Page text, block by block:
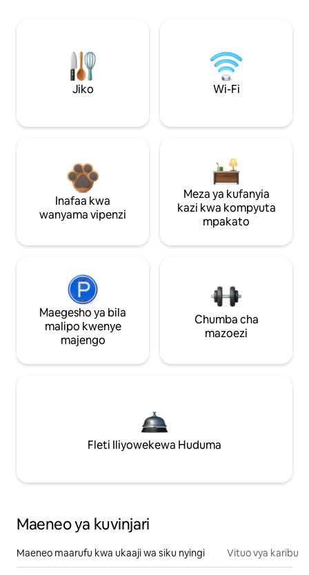
Jiko Wi-Fi
Inafaa kwa
wanyama vipenzi
Meza ya kufanyia
kazi kwa kompyuta
mpakato
Maegesho ya bila
malipo kwenye
majengo
Chumba cha
mazoezi
Fleti Iliyowekewa Huduma
Maeneo ya kuvinjari
Maeneo maarufu kwa ukaaji wa siku nyingi Vituo vya karibu